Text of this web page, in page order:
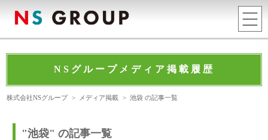
NSグループメディア掲載履歴
株式会社NSグループ > メディア掲載 >池袋 の記事一覧
"池袋" の記事一覧